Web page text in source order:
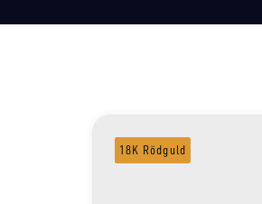
18K Rödguld